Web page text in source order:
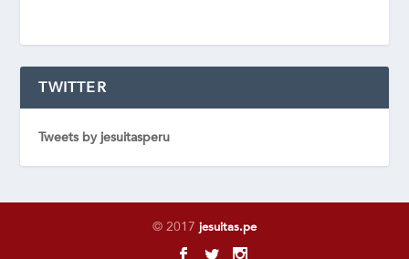
TWITTER
Tweets by jesuitasperu
© 2017 jesuitas.pe